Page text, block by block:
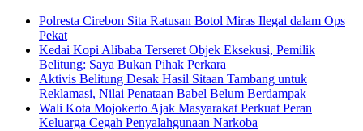
Polresta Cirebon Sita Ratusan Botol Miras Ilegal dalam Ops
Pekat
Kedai Kopi Alibaba Terseret Objek Eksekusi, Pemilik
Belitung: Saya Bukan Pihak Perkara
Aktivis Belitung Desak Hasil Sitaan Tambang untuk
Reklamasi, Nilai Penataan Babel Belum Berdampak
Wali Kota Mojokerto Ajak Masyarakat Perkuat Peran
Keluarga Cegah Penyalahgunaan Narkoba